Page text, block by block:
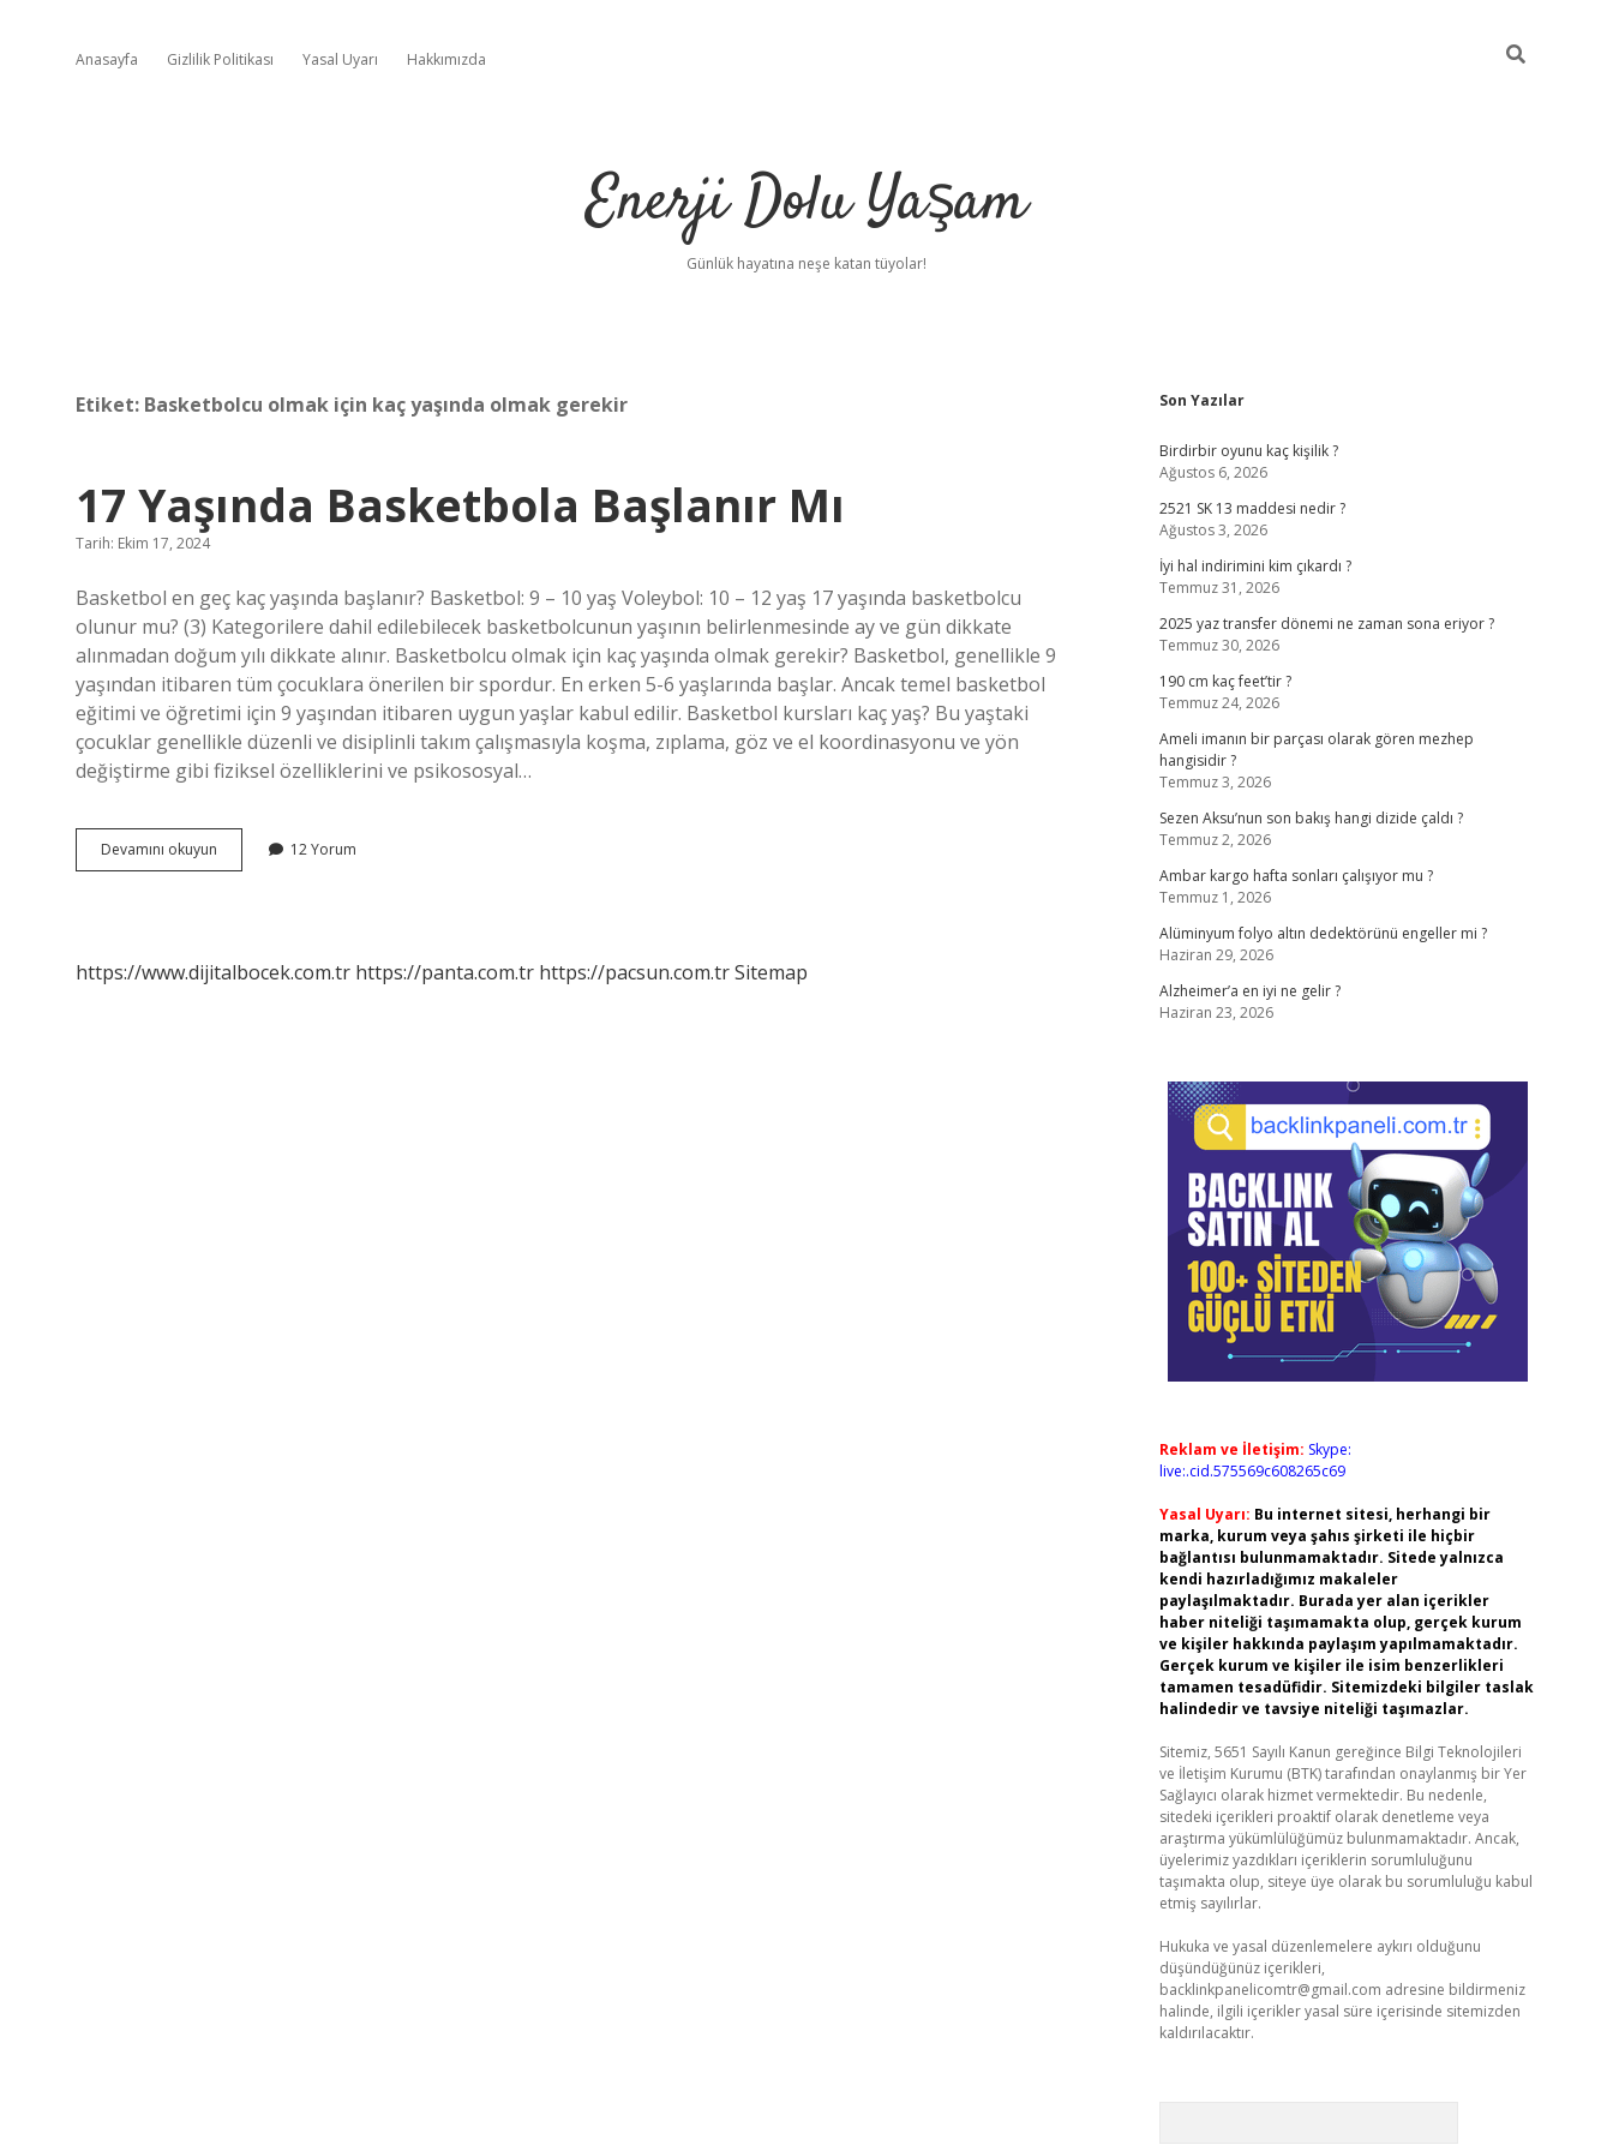
Anasayfa Gizlilik Politikası Yasal Uyarı Hakkımızda
Enerji Dolu Yaşam
Günlük hayatına neşe katan tüyolar!
Etiket: Basketbolcu olmak için kaç yaşında olmak gerekir
17 Yaşında Basketbola Başlanır Mı
Tarih: Ekim 17, 2024
Basketbol en geç kaç yaşında başlanır? Basketbol: 9 – 10 yaş Voleybol: 10 – 12 yaş 17 yaşında basketbolcu
olunur mu? (3) Kategorilere dahil edilebilecek basketbolcunun yaşının belirlenmesinde ay ve gün dikkate
alınmadan doğum yılı dikkate alınır. Basketbolcu olmak için kaç yaşında olmak gerekir? Basketbol, ​​genellikle 9
yaşından itibaren tüm çocuklara önerilen bir spordur. En erken 5-6 yaşlarında başlar. Ancak temel basketbol
eğitimi ve öğretimi için 9 yaşından itibaren uygun yaşlar kabul edilir. Basketbol kursları kaç yaş? Bu yaştaki
çocuklar genellikle düzenli ve disiplinli takım çalışmasıyla koşma, zıplama, göz ve el koordinasyonu ve yön
değiştirme gibi fiziksel özelliklerini ve psikososyal…
Devamını okuyun
Yaşında
12 Yorum
https://www.dijitalbocek.com.tr https://panta.com.tr https://pacsun.com.trSitemap
Sidebar
Son Yazılar
Birdirbir oyunu kaç kişilik ?
Ağustos 6, 2026
2521 SK 13 maddesi nedir ?
Ağustos 3, 2026
İyi hal indirimini kim çıkardı ?
Temmuz 31, 2026
2025 yaz transfer dönemi ne zaman sona eriyor ?
Temmuz 30, 2026
190 cm kaç feet’tir ?
Temmuz 24, 2026
Ameli imanın bir parçası olarak gören mezhep
hangisidir ?
Temmuz 3, 2026
Sezen Aksu’nun son bakış hangi dizide çaldı ?
Temmuz 2, 2026
Ambar kargo hafta sonları çalışıyor mu ?
Temmuz 1, 2026
Alüminyum folyo altın dedektörünü engeller mi ?
Haziran 29, 2026
Alzheimer’a en iyi ne gelir ?
Haziran 23, 2026
Reklam ve İletişim: Skype:
live:.cid.575569c608265c69
Yasal Uyarı: Bu internet sitesi, herhangi bir
marka, kurum veya şahıs şirketi ile hiçbir
bağlantısı bulunmamaktadır. Sitede yalnızca
kendi hazırladığımız makaleler
paylaşılmaktadır. Burada yer alan içerikler
haber niteliği taşımamakta olup, gerçek kurum
ve kişiler hakkında paylaşım yapılmamaktadır.
Gerçek kurum ve kişiler ile isim benzerlikleri
tamamen tesadüfidir. Sitemizdeki bilgiler taslak
halindedir ve tavsiye niteliği taşımazlar.
Sitemiz, 5651 Sayılı Kanun gereğince Bilgi Teknolojileri
ve İletişim Kurumu (BTK) tarafından onaylanmış bir Yer
Sağlayıcı olarak hizmet vermektedir. Bu nedenle,
sitedeki içerikleri proaktif olarak denetleme veya
araştırma yükümlülüğümüz bulunmamaktadır. Ancak,
üyelerimiz yazdıkları içeriklerin sorumluluğunu
taşımakta olup, siteye üye olarak bu sorumluluğu kabul
etmiş sayılırlar.
Hukuka ve yasal düzenlemelere aykırı olduğunu
düşündüğünüz içerikleri,
backlinkpanelicomtr@gmail.com adresine bildirmeniz
halinde, ilgili içerikler yasal süre içerisinde sitemizden
kaldırılacaktır.